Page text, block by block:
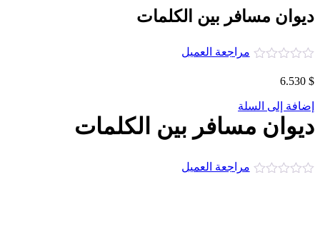
ديوان مسافر بين الكلمات
مراجعة العميل
6.530 $
إضافة إلى السلة
ديوان مسافر بين الكلمات
مراجعة العميل